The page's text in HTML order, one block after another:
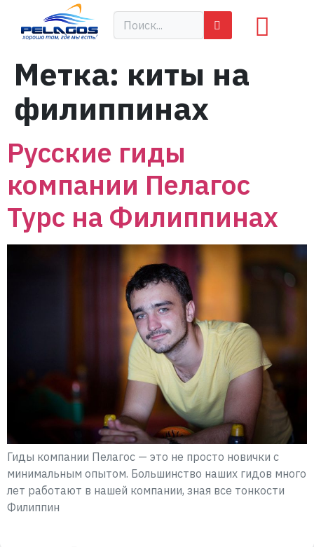
Метка: киты на
филиппинах
Русские гиды
компании Пелагос
Турс на Филиппинах
Гиды компании Пелагос — это не просто новички с
минимальным опытом. Большинство наших гидов много
лет работают в нашей компании, зная все тонкости
Филиппин